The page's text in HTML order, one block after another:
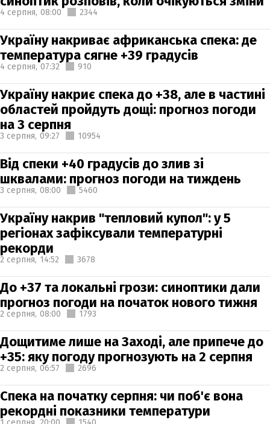
4 серпня, 08:00 2344
Україну накриває африканська спека: де
температура сягне +39 градусів
4 серпня, 07:32 910
Україну накриє спека до +38, але в частині
областей пройдуть дощі: прогноз погоди
на 3 серпня
3 серпня, 09:27 10954
Від спеки +40 градусів до злив зі
шквалами: прогноз погоди на тиждень
3 серпня, 08:00 5460
Україну накрив "тепловий купол": у 5
регіонах зафіксували температурні
рекорди
2 серпня, 14:52 3678
До +37 та локальні грози: синоптики дали
прогноз погоди на початок нового тижня
2 серпня, 08:00 1793
Дощитиме лише на Заході, але припече до
+35: яку погоду прогнозують на 2 серпня
2 серпня, 06:57 2696
Спека на початку серпня: чи поб'є вона
рекордні показники температури